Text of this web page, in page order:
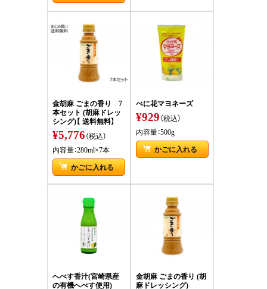
金胡麻 ごまの香り 7
本セット (胡麻ドレッ
シング)【 送料無料】
¥5,776（税込）
内容量：280ml×7本
かごに入れる
べに花マヨネーズ
¥929（税込）
内容量：500g
かごに入れる
へべす香汁(宮崎県産
の有機へべす使用)
金胡麻 ごまの香り (胡
麻ドレッシング)